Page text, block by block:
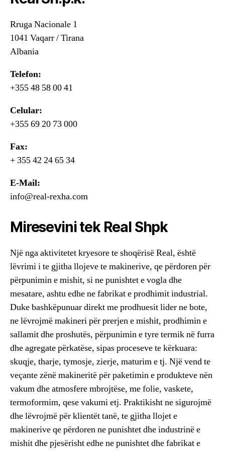
Rruga Nacionale 1
1041 Vaqarr / Tirana
Albania
Telefon:
+355 48 58 00 41
Celular:
+355 69 20 73 000
Fax:
+ 355 42 24 65 34
E-Mail:
info@real-rexha.com
Miresevini tek Real Shpk
Një nga aktivitetet kryesore te shoqërisë Real, është
lëvrimi i te gjitha llojeve te makinerive, qe përdoren për
përpunimin e mishit, si ne punishtet e vogla dhe
mesatare, ashtu edhe ne fabrikat e prodhimit industrial.
Duke bashkëpunuar direkt me prodhuesit lider ne bote,
ne lëvrojmë makineri për prerjen e mishit, prodhimin e
sallamit dhe proshutës, përpunimin e tyre termik në furra
dhe agregate përkatëse, sipas proceseve te kërkuara:
skuqje, tharje, tymosje, zierje, maturim e tj. Një vend te
veçante zënë makineritë për paketimin e produkteve nën
vakum dhe atmosfere mbrojtëse, me folie, vaskete,
termoformim, qese vakumi etj. Praktikisht ne sigurojmë
dhe lëvrojmë për klientët tanë, te gjitha llojet e
makinerive qe përdoren ne punishtet dhe industrinë e
mishit dhe pjesërisht edhe ne punishtet dhe fabrikat e